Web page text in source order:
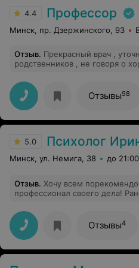
4.4 Профессор
Минск, пр. Дзержинского, 93
Отзыв. Прекрасный врач ,
родственников , не говоря о
рекомендую данного врача и
Спасибо большое Вам за ваш
маленьким пациентам
Отзывы98
5.0 Психолог Ирина
Минск, ул. Немига, 38 до 21:00
Отзыв. Хочу всем
профессионал своего дела!
консультаций и сказать, что я в
сказать. Думала, ну как можно
достать то, что глубоко
итогу, выводам и решениям? -
реально! Ирина, вселенская
Отзывы4